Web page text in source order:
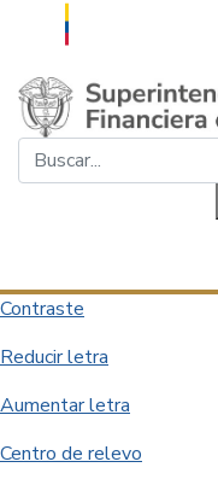
Saltar al contenido
Contraste
Reducir letra
Aumentar letra
Centro de relevo